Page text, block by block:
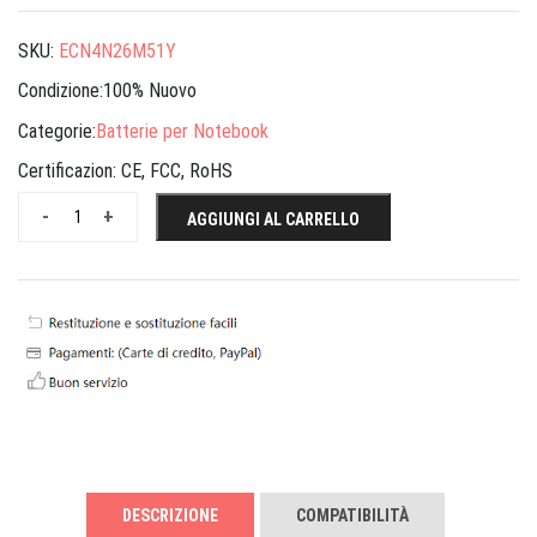
SKU: ECN4N26M51Y
Condizione:100% Nuovo
Categorie:Batterie per Notebook
Certificazion: CE, FCC, RoHS
+
- AGGIUNGI AL CARRELLO
DESCRIZIONE COMPATIBILITÀ